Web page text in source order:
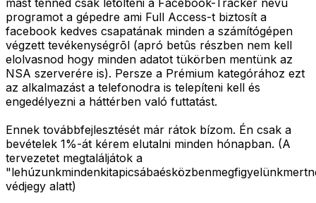
mást tenned csak letölteni a Facebook-Tracker nevû
programot a gépedre ami Full Access-t biztosít a
facebook kedves csapatának minden a számítógépen
végzett tevékenységrõl (apró betûs részben nem kell
elolvasnod hogy minden adatot tükörben mentünk az
NSA szerverére is). Persze a Prémium kategórához ezt
az alkalmazást a telefonodra is telepíteni kell és
engedélyezni a háttérben való futtatást.
Ennek továbbfejlesztését már rátok bízom. Én csak a
bevételek 1%-át kérem elutalni minden hónapban. (A
tervezetet megtaláljátok a
védjegy alatt)